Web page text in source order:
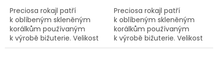
Preciosa rokajl patří
k oblíbeným skleněným
korálkům používaným
k výrobě bižuterie. Velikost
10/0 (2,2-2,4mm), barva
Preciosa rokajl patří
k oblíbeným skleněným
korálkům používaným
k výrobě bižuterie. Velikost
10/0 (2,2-2,4mm), barva